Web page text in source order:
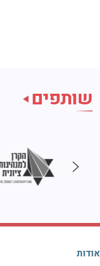
שותפים
אודות